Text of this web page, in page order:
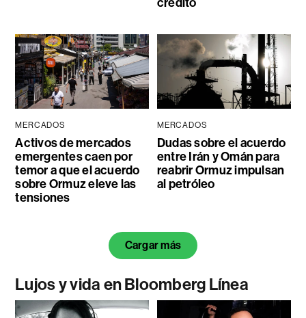
MERCADOS
Activos de mercados
emergentes caen por
temor a que el acuerdo
sobre Ormuz eleve las
tensiones
MERCADOS
Dudas sobre el acuerdo
entre Irán y Omán para
reabrir Ormuz impulsan
al petróleo
Cargar más
Lujos y vida en Bloomberg Línea